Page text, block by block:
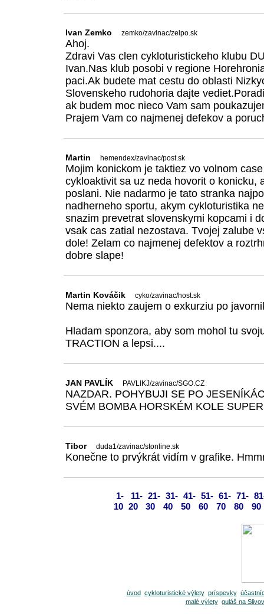
Ivan Zemko zemko/zavinac/zelpo.sk
Ahoj.
Zdravi Vas clen cykloturistickeho klubu
Ivan.Nas klub posobi v regione
paci.Ak budete mat cestu do oblasti
Slovenskeho rudohoria dajte
ak budem moc nieco Vam sam
Prajem Vam co najmenej defekov a
Martin hemendex/zavinac/post.sk
Mojim konickom je taktiez vo volnom
cykloaktivit sa uz neda hovorit o konicku,
poslani. Nie nadarmo je tato stranka
nadherneho sportu, akym cykloturistika
snazim prevetrat slovenskymi kopcami i
vsak cas zatial nezostava. Tvojej zalube
dole! Zelam co najmenej defektov a
dobre slape!
Martin Kováčik cyko/zavinac/host.sk
Nema niekto zaujem o exkurziu po
Hladam sponzora, aby som mohol tu
TRACTION a lepsi....
JAN PAVLÍK PAVLIKJ/zavinac/SGO.CZ
NAZDAR. POHYBUJI SE PO
SVÉM BOMBA HORSKÉM KOLE
Tibor duda1/zavinac/stonline.sk
Konečne to prvýkrát vidím v grafike.
1-
10
11-
20
21-
30
31-
40
41-
50
51-
60
61-
70
71-
80
90
úvod cykloturistické výlety príspevky
malé výlety guláš na